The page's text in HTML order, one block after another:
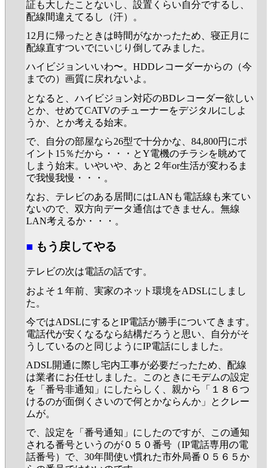
証も大したことないし、設置くらい自分でするし、
配線間違えてるし（汗）。
12月に帰ったときは時間がなかったため、寝正月に
配線直すついでにいじり倒してみました。
ハイビジョンいいわ〜。HDDレコーダーからの（今
までの）画質に戻れないよ。
となると、ハイビジョン対応のBDレコーダー欲しい
とか、せめてCATVのチューナーをデジタルにしよ
うか、とか考える始末。
で、自分の部屋なら26型で十分かな、84,800円にポ
イント15％だから・・・とY電機のチラシを眺めて
しまう始末。いやいや、あと２年or生活が変わるま
で我慢我慢・・・。
なお、テレビのある居間にはLANも電話線も来てい
ないので、双方向データ通信はできません。無線
LAN考えるか・・・。
■ もう戻してやる
テレビの次は電話の話です。
およそ１年前、実家のネット環境をADSLにしまし
た。
今ではADSLにするとIP電話が勝手についてきます。
電話代が安くなるなら結構だろうと思い、自分がそ
うしているのと同じようにIP電話にしました。
ADSL開通に際し宅内工事が必要だったため、配線
は業者にお任せしました。このときにモデムの設定
を「番号非通知」にしたらしく、親から「１８６つ
けるのが面倒くさいので何とかならんか」とクレー
ムが。
で、設定を「番号通知」にしたのですが、この通知
される番号というのが０５０番号（IP電話専用の電
話番号）で、30年間使い慣れた市外局番０５６５か